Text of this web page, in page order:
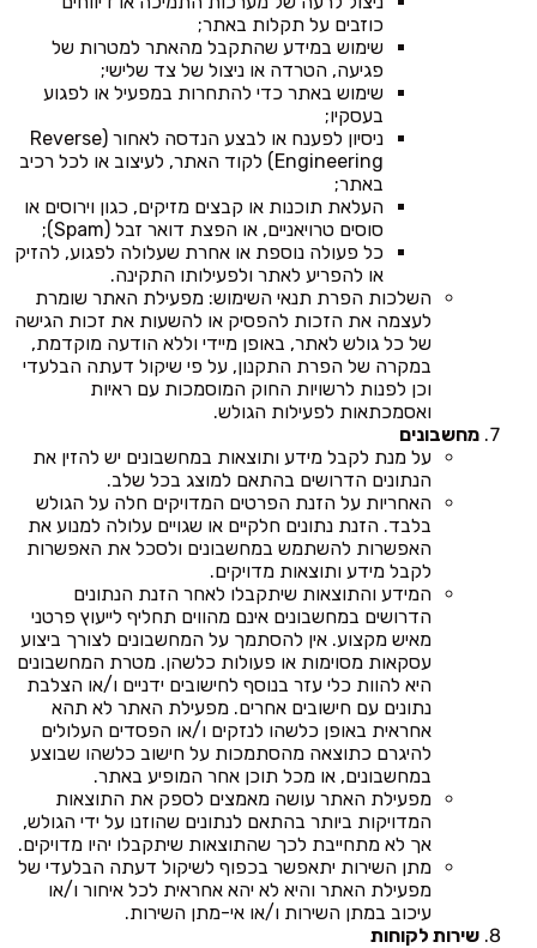
כוזבים על תקלות באתר;
שימוש במידע שהתקבל מהאתר למטרות של
פגיעה, הטרדה או ניצול של צד שלישי;
שימוש באתר כדי להתחרות במפעיל או לפגוע
בעסקיו;
ניסיון לפענח או לבצע הנדסה לאחור (Reverse
Engineering) לקוד האתר, לעיצוב או לכל רכיב
באתר;
העלאת תוכנות או קבצים מזיקים, כגון וירוסים או
סוסים טרויאניים, או הפצת דואר זבל (Spam);
כל פעולה נוספת או אחרת שעלולה לפגוע, להזיק
או להפריע לאתר ולפעילותו התקינה.
השלכות הפרת תנאי השימוש: מפעילת האתר שומרת
לעצמה את הזכות להפסיק או להשעות את זכות הגישה
של כל גולש לאתר, באופן מיידי וללא הודעה מוקדמת,
במקרה של הפרת התקנון, על פי שיקול דעתה הבלעדי
וכן לפנות לרשויות החוק המוסמכות עם ראיות
ואסמכתאות לפעילות הגולש.
מחשבונים
על מנת לקבל מידע ותוצאות במחשבונים יש להזין את
הנתונים הדרושים בהתאם למוצג בכל שלב.
האחריות על הזנת הפרטים המדויקים חלה על הגולש
בלבד. הזנת נתונים חלקיים או שגויים עלולה למנוע את
האפשרות להשתמש במחשבונים ולסכל את האפשרות
לקבל מידע ותוצאות מדויקים.
המידע והתוצאות שיתקבלו לאחר הזנת הנתונים
הדרושים במחשבונים אינם מהווים תחליף לייעוץ פרטני
מאיש מקצוע. אין להסתמך על המחשבונים לצורך ביצוע
עסקאות מסוימות או פעולות כלשהן. מטרת המחשבונים
היא להוות כלי עזר בנוסף לחישובים ידניים ו/או הצלבת
נתונים עם חישובים אחרים. מפעילת האתר לא תהא
אחראית באופן כלשהו לנזקים ו/או הפסדים העלולים
להיגרם כתוצאה מהסתמכות על חישוב כלשהו שבוצע
במחשבונים, או מכל תוכן אחר המופיע באתר.
מפעילת האתר עושה מאמצים לספק את התוצאות
המדויקות ביותר בהתאם לנתונים שהוזנו על ידי הגולש,
אך לא מתחייבת לכך שהתוצאות שיתקבלו יהיו מדויקים.
מתן השירות יתאפשר בכפוף לשיקול דעתה הבלעדי של
מפעילת האתר והיא לא יהא אחראית לכל איחור ו/או
עיכוב במתן השירות ו/או אי-מתן השירות.
שירות לקוחות